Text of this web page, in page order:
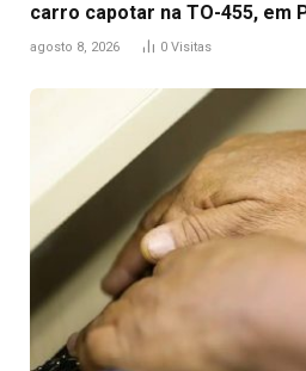
carro capotar na TO-455, em
agosto 8, 2026 0 Visitas